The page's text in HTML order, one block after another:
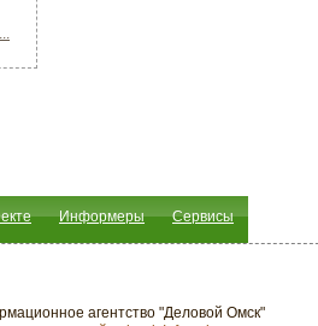
Информеры Сервисы
агентство "Деловой Омск"